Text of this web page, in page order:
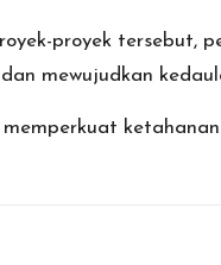
proyek tersebut,
mewujudkan